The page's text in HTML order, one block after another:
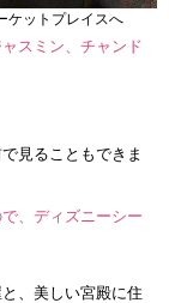
ケットプレイスへ
スミン、チャンド
見ることもできま
、ディズニーシー
、美しい宮殿に住